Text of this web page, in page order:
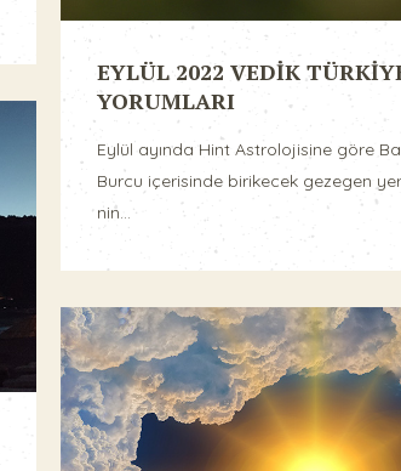
EYLÜL 2022 VEDİK
YORUMLARI
Eylül ayında Hint Astrolojisine göre
Burcu içerisinde birikecek gezegen
nin...